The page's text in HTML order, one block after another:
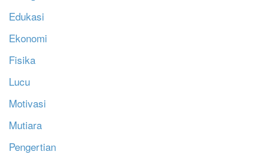
Edukasi
Ekonomi
Fisika
Lucu
Motivasi
Mutiara
Pengertian